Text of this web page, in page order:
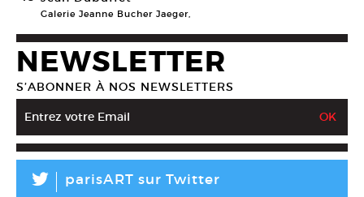
Galerie Jeanne Bucher Jaeger,
NEWSLETTER
S’ABONNER À NOS NEWSLETTERS
L parisART sur Twitter